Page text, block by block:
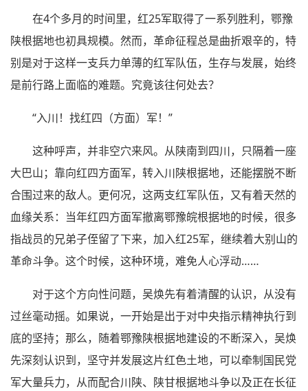
在4个多月的时间里，红25军取得了一系列胜利，鄂豫
陕根据地也初具规模。然而，革命征程总是曲折艰辛的，特
别是对于这样一支兵力单薄的红军队伍，生存与发展，始终
是前行路上面临的难题。究竟该往何处去？
“入川！找红四（方面）军！”
这种呼声，并非空穴来风。从陕南到四川，只隔着一座
大巴山；靠向红四方面军，转入川陕根据地，还能摆脱不断
合围过来的敌人。更何况，这两支红军队伍，又有着天然的
血缘关系：当年红四方面军撤离鄂豫皖根据地的时候，很多
指战员的兄弟子侄留了下来，加入红25军，继续着大别山的
革命斗争。这个时候，这种环境，难免人心浮动……
对于这个方向性问题，吴焕先有着清醒的认识，从没有
过丝毫动摇。如果说，一开始是出于对中央指示精神执行到
底的坚持；那么，随着鄂豫陕根据地建设的不断深入，吴焕
先深刻认识到，坚守并发展这片红色土地，可以牵制国民党
军大量兵力，从而配合川陕、陕甘根据地斗争以及正在长征